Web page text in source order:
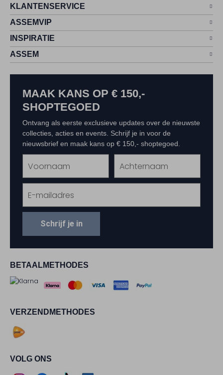
KLANTENSERVICE
ASSEMVIP
INSPIRATIE
ASSEM
BETAALMETHODES
VERZENDMETHODES
VOLG ONS
MAAK KANS OP € 150,-
SHOPTEGOED
Ontvang als eerste exclusieve updates over de nieuwste
collecties, acties en events. Schrijf je in voor de
nieuwsbrief en maak kans op € 150,- shoptegoed.
Schrijf je in